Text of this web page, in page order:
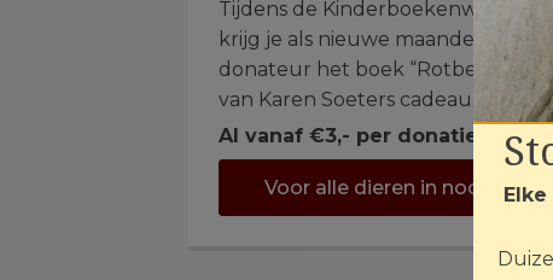
Tijdens de Kinderboekenweek
krijg je als nieuwe maandelijkse
donateur het boek “Rotbeest!”
van Karen Soeters cadeau.
Al vanaf €3,- per donatie
Voor alle dieren in nood ›